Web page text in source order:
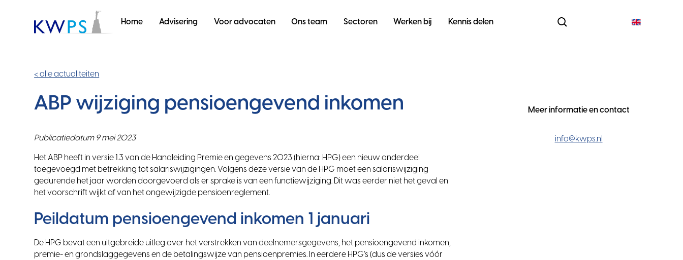
Home Advisering Voor advocaten Ons team Sectoren Werken bij Kennis delen
< alle actualiteiten
ABP wijziging pensioengevend inkomen
Publicatiedatum 9 mei 2023
Het ABP heeft in versie 1.3 van de Handleiding Premie en gegevens 2023 (hierna: HPG) een nieuw onderdeel
toegevoegd met betrekking tot salariswijzigingen. Volgens deze versie van de HPG moet een salariswijziging
gedurende het jaar worden doorgevoerd als er sprake is van een functiewijziging. Dit was eerder niet het geval en
het voorschrift wijkt af van het ongewijzigde pensioenreglement.
Peildatum pensioengevend inkomen 1 januari
De HPG bevat een uitgebreide uitleg over het verstrekken van deelnemersgegevens, het pensioengevend inkomen,
premie- en grondslaggegevens en de betalingswijze van pensioenpremies. In eerdere HPG’s (dus de versies vóór
Meer informatie en contact
info@kwps.nl